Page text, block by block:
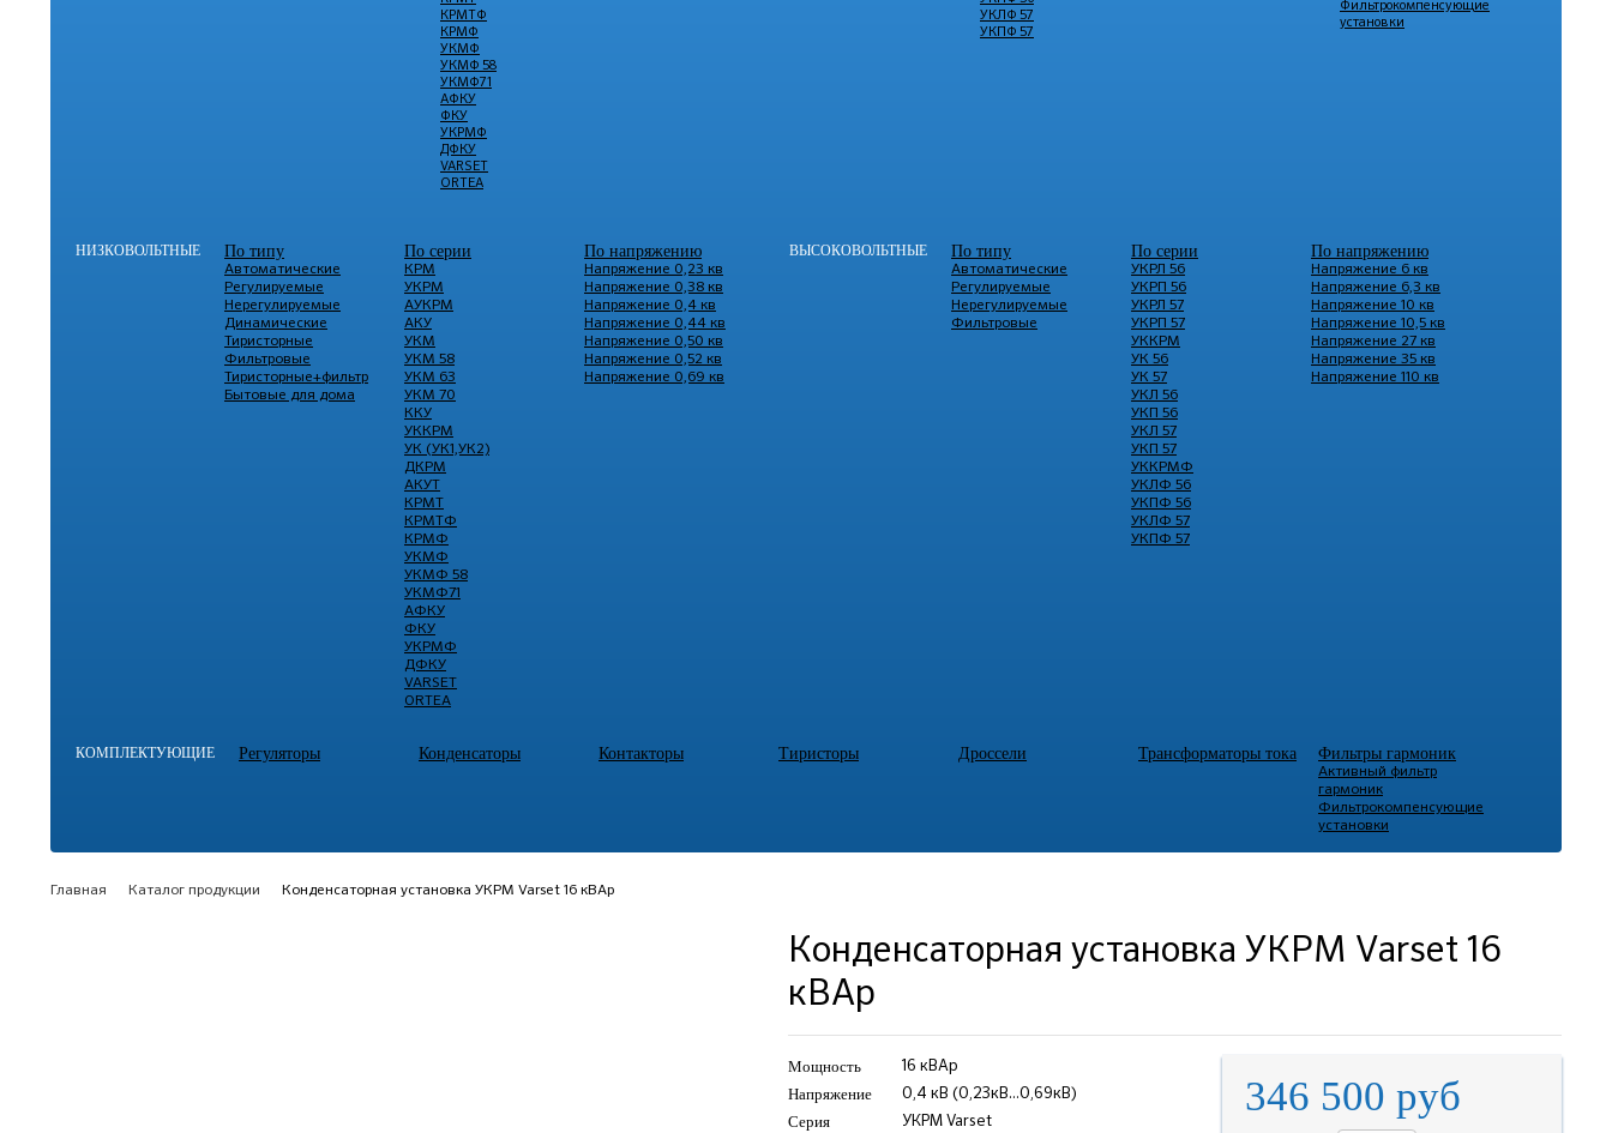
КРМТФ
КРМФ
УКМФ
УКМФ 58
УКМФ71
АФКУ
ФКУ
УКРМФ
ДФКУ
VARSET
ORTEA
УКЛФ 57
УКПФ 57
Фильтрокомпенсующие
установки
НИЗКОВОЛЬТНЫЕ По типу
Автоматические
Регулируемые
Нерегулируемые
Динамические
Тиристорные
Фильтровые
Тиристорные+фильтр
Бытовые для дома
По серии
КРМ
УКРМ
АУКРМ
АКУ
УКМ
УКМ 58
УКМ 63
УКМ 70
ККУ
УККРМ
УК (УК1,УК2)
ДКРМ
АКУТ
КРМТ
КРМТФ
КРМФ
УКМФ
УКМФ 58
УКМФ71
АФКУ
ФКУ
УКРМФ
ДФКУ
VARSET
ORTEA
По напряжению
Напряжение 0,23 кв
Напряжение 0,38 кв
Напряжение 0,4 кв
Напряжение 0,44 кв
Напряжение 0,50 кв
Напряжение 0,52 кв
Напряжение 0,69 кв
ВЫСОКОВОЛЬТНЫЕ По типу
Автоматические
Регулируемые
Нерегулируемые
Фильтровые
По серии
УКРЛ 56
УКРП 56
УКРЛ 57
УКРП 57
УККРМ
УК 56
УК 57
УКЛ 56
УКП 56
УКЛ 57
УКП 57
УККРМФ
УКЛФ 56
УКПФ 56
УКЛФ 57
УКПФ 57
По напряжению
Напряжение 6 кв
Напряжение 6,3 кв
Напряжение 10 кв
Напряжение 10,5 кв
Напряжение 27 кв
Напряжение 35 кв
Напряжение 110 кв
КОМПЛЕКТУЮЩИЕ Регуляторы Конденсаторы Контакторы Тиристоры Дроссели Трансформаторы тока Фильтры гармоник
Активный фильтр
гармоник
Фильтрокомпенсующие
установки
Главная Каталог продукции Конденсаторная установка УКРМ Varset 16 кВАр
Конденсаторная установка УКРМ Varset 16
кВАр
346 500 руб
Мощность 16 кВАр
Напряжение 0,4 кВ (0,23кВ...0,69кВ)
Серия УКРМ Varset